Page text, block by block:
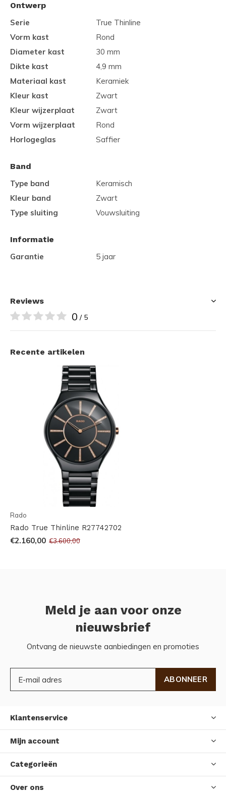
Ontwerp
Serie
True Thinline
Vorm kast
Rond
Diameter kast
30 mm
Dikte kast
4,9 mm
Materiaal kast
Keramiek
Kleur kast
Zwart
Kleur wijzerplaat
Zwart
Vorm wijzerplaat
Rond
Horlogeglas
Saffier
Band
Type band
Keramisch
Kleur band
Zwart
Type sluiting
Vouwsluiting
Informatie
Garantie
5 jaar
Reviews
0 / 5
Recente artikelen
Rado
Rado True Thinline R27742702
€2.160,00 €3.600,00
Meld je aan voor onze
nieuwsbrief
Ontvang de nieuwste aanbiedingen en promoties
ABONNEER
Klantenservice
Mijn account
Categorieën
Over ons